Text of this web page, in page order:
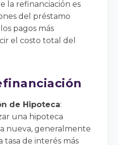
la refinanciación es
del préstamo
pagos más
el costo total del
de Hipoteca:
una hipoteca
nueva, generalmente
tasa de interés más